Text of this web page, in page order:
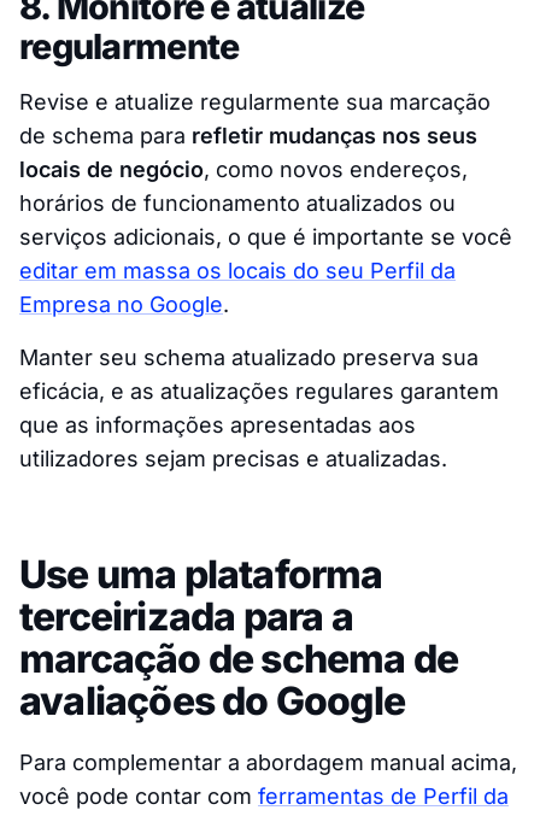
regularmente
Revise e atualize regularmente sua marcação
de schema para refletir mudanças nos seus
locais de negócio, como novos endereços,
horários de funcionamento atualizados ou
serviços adicionais, o que é importante se você
editar em massa os locais do seu Perfil da
Empresa no Google.
Manter seu schema atualizado preserva sua
eficácia, e as atualizações regulares garantem
que as informações apresentadas aos
utilizadores sejam precisas e atualizadas.
Use uma plataforma
terceirizada para a
marcação de schema de
avaliações do Google
Para complementar a abordagem manual acima,
você pode contar com ferramentas de Perfil da